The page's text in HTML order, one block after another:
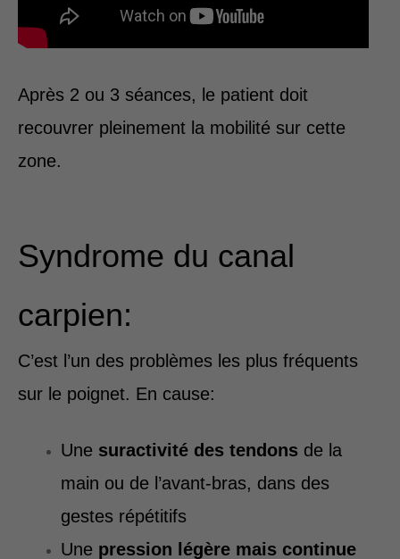
Après 2 ou 3 séances, le patient doit
recouvrer pleinement la mobilité sur cette
zone.
Syndrome du canal
carpien:
C’est l’un des problèmes les plus fréquents
sur le poignet. En cause:
Une suractivité des tendons de la
main ou de l’avant-bras, dans des
gestes répétitifs
Une pression légère mais continue